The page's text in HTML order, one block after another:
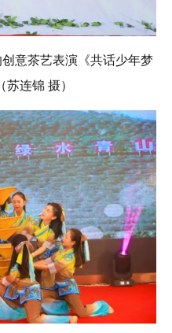
创意茶艺表演《共话少年梦
连锦 摄）